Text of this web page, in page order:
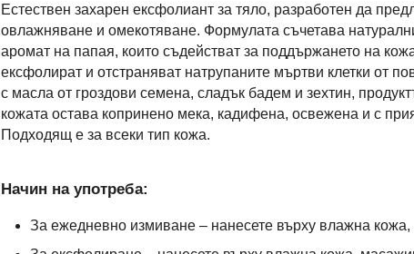
Естествен захарен ексфолиант за тяло, разработен да
овлажняване и омекотяване. Формулата съчетава
аромат на папая, които съдействат за поддържането на
ексфолират и отстраняват натрупаните мъртви клетки от
с масла от гроздови семена, сладък бадем и зехтин,
кожата остава копринено мека, кадифена, освежена и с
Подходящ е за всеки тип кожа.
Начин на употреба:
За ежедневно измиване – нанесете върху влажна кожа,